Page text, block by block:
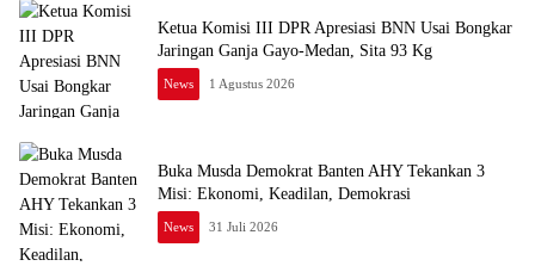
Ketua Komisi III DPR Apresiasi BNN Usai Bongkar
Jaringan Ganja Gayo-Medan, Sita 93 Kg
News 1 Agustus 2026
Buka Musda Demokrat Banten AHY Tekankan 3
Misi: Ekonomi, Keadilan, Demokrasi
News 31 Juli 2026